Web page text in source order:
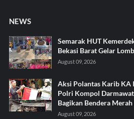
NEWS
Semarak HUT
Bekasi Barat Gelar
August 09, 2026
Aksi Polantas Karib KA
Polri Kompol
Bagikan Bendera
August 09, 2026